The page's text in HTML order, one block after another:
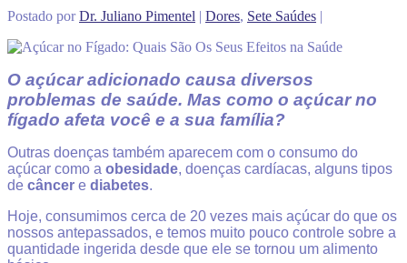
Postado porDr. Juliano Pimentel | Dores, Sete Saúdes |
O açúcar adicionado causa diversos
problemas de saúde. Mas como o açúcar no
fígado afeta você e a sua família?
Outras doenças também aparecem com o consumo do
açúcar como a obesidade, doenças cardíacas, alguns tipos
de câncer e diabetes.
Hoje, consumimos cerca de 20 vezes mais açúcar do que os
nossos antepassados, e temos muito pouco controle sobre a
quantidade ingerida desde que ele se tornou um alimento